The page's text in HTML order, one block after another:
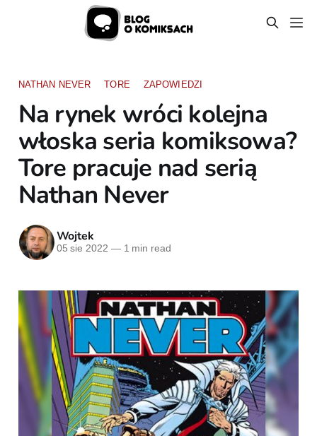
NATHAN NEVER TORE ZAPOWIEDZI
Na rynek wróci kolejna
włoska seria komiksowa?
Tore pracuje nad serią
Nathan Never
Wojtek
05 sie 2022 —1 min read